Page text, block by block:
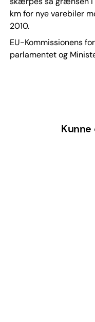
km for nye varebiler
2010.
EU-Kommissionens
parlamentet og
Kunne